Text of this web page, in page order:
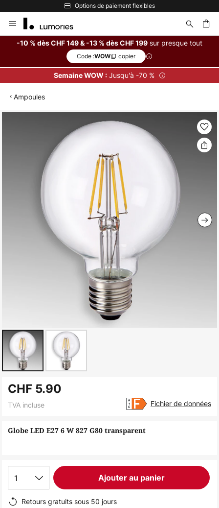
Options de paiement flexibles
Allez
au
contenu
-10 % dès CHF 149 & -13 % dès CHF 199 sur presque tout
Code :WOW copier
Semaine WOW :Jusqu'à -70 %
Ampoules
to
the
of
gallery
Globe LED E27 6 W 827 G80 transparent
CHF 5.90
TVA incluse Fichier de données
1 Ajouter au panier
Retours gratuits sous 50 jours